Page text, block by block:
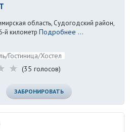
область, Судогодский район,
й километр Подробнее ...
Гостиница/Хостел
(35 голосов)
ЗАБРОНИРОВАТЬ